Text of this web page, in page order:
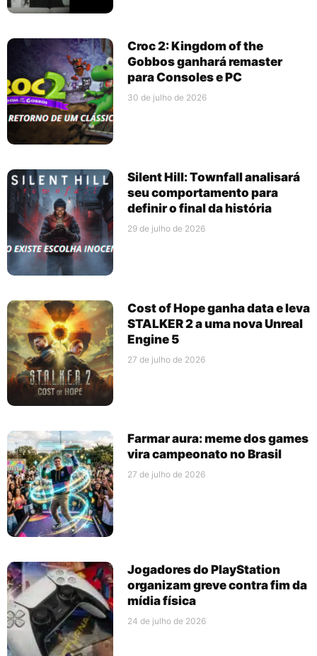
Croc 2: Kingdom of the
Gobbos ganhará remaster
para Consoles e PC
30 de julho de 2026
Silent Hill: Townfall analisará
seu comportamento para
definir o final da história
29 de julho de 2026
Cost of Hope ganha data e leva
STALKER 2 a uma nova Unreal
Engine 5
27 de julho de 2026
Farmar aura: meme dos games
vira campeonato no Brasil
27 de julho de 2026
Jogadores do PlayStation
organizam greve contra fim da
mídia física
24 de julho de 2026